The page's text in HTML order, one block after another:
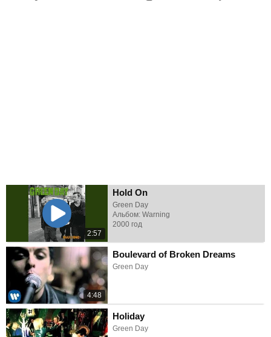
2:57
Hold On
Green Day
Альбом: Warning
2000 год
4:48
Boulevard of Broken Dreams
Green Day
Holiday
Green Day